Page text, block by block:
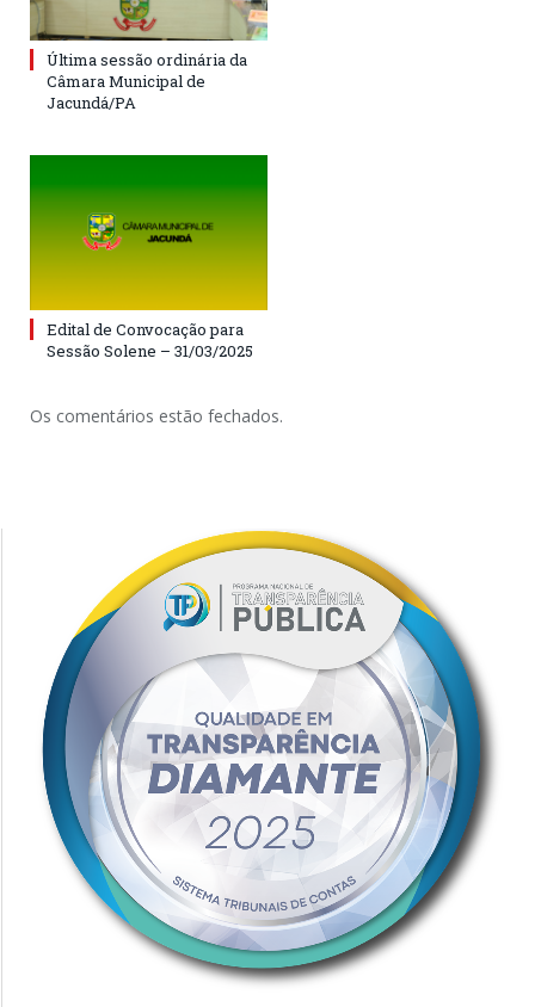
Última sessão ordinária da
Câmara Municipal de
Jacundá/PA
Edital de Convocação para
Sessão Solene – 31/03/2025
Os comentários estão fechados.